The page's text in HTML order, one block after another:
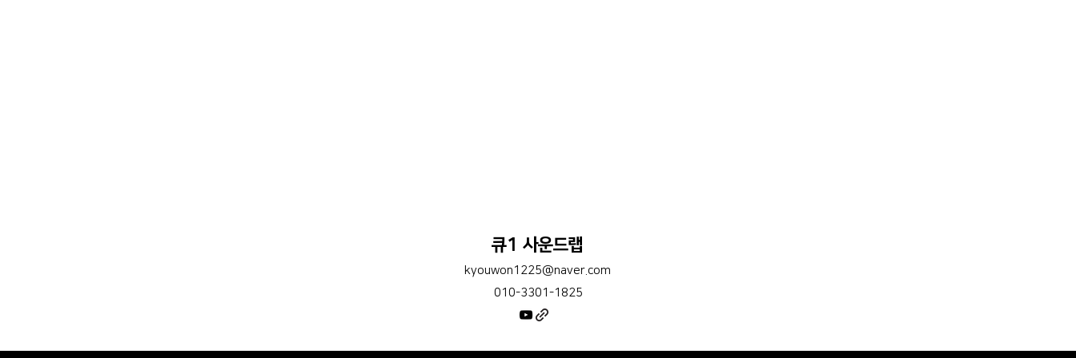
큐1 사운드랩
kyouwon1225@naver.com
010-3301-1825